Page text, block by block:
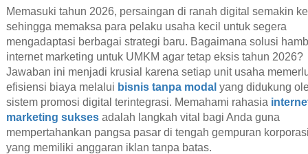
Memasuki tahun 2026, persaingan di ranah digital semakin
sehingga memaksa para pelaku usaha kecil untuk segera
mengadaptasi berbagai strategi baru. Bagaimana solusi
internet marketing untuk UMKM agar tetap eksis tahun 2026?
Jawaban ini menjadi krusial karena setiap unit usaha
efisiensi biaya melalui bisnis tanpa modal yang didukung
sistem promosi digital terintegrasi. Memahami rahasia
marketing suksesadalah langkah vital bagi Anda guna
mempertahankan pangsa pasar di tengah gempuran
yang memiliki anggaran iklan tanpa batas.